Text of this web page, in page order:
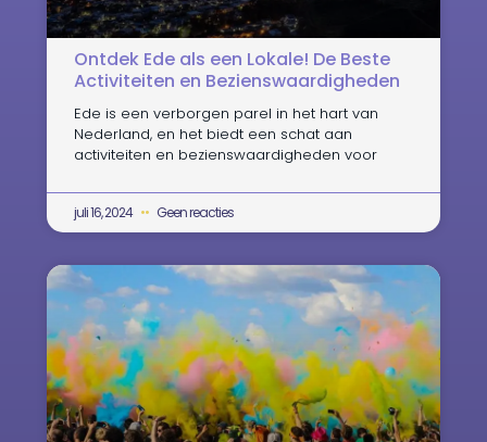
Ontdek Ede als een Lokale! De Beste
Activiteiten en Bezienswaardigheden
Ede is een verborgen parel in het hart van
Nederland, en het biedt een schat aan
activiteiten en bezienswaardigheden voor
juli 16, 2024 Geen reacties